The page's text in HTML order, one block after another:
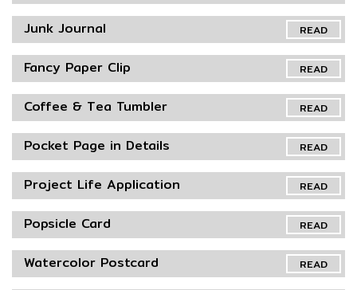
READ
Junk Journal
READ
Fancy Paper Clip
READ
Coffee & Tea Tumbler
READ
Pocket Page in Details
READ
Project Life Application
READ
Popsicle Card
READ
Watercolor Postcard